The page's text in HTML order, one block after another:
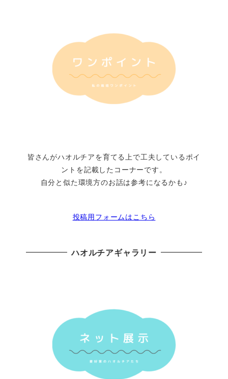
皆さんがハオルチアを育てる上で工夫しているポイ
ントを記載したコーナーです。
自分と似た環境方のお話は参考になるかも♪
投稿用フォームはこちら
ハオルチアギャラリー